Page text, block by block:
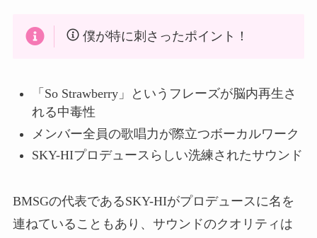
僕が特に刺さったポイント！
「So Strawberry」というフレーズが脳内再生さ
れる中毒性
メンバー全員の歌唱力が際立つボーカルワーク
SKY-HIプロデュースらしい洗練されたサウンド
BMSGの代表であるSKY-HIがプロデュースに名を
連ねていることもあり、サウンドのクオリティは